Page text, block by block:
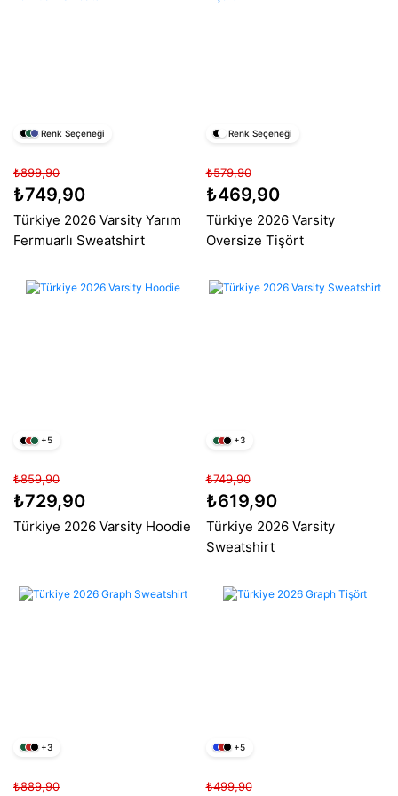
Renk Seçeneği
₺899,90
₺749,90
Türkiye 2026 Varsity Yarım
Fermuarlı Sweatshirt
Renk Seçeneği
₺579,90
₺469,90
Türkiye 2026 Varsity
Oversize Tişört
+5
₺859,90
₺729,90
Türkiye 2026 Varsity Hoodie
+3
₺749,90
₺619,90
Türkiye 2026 Varsity
Sweatshirt
+3
₺889,90
+5
₺499,90